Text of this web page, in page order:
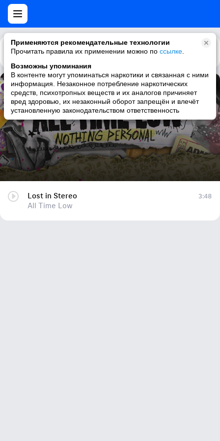
Применяются рекомендательные технологии
Прочитать правила их применении можно по ссылке
Возможны упоминания
В контенте могут упоминаться наркотики и связанная с ними
информация. Незаконное потребление наркотических
средств, психотропных веществ и их аналогов причиняет
вред здоровью, их незаконный оборот запрещён и влечёт
установленную законодательством ответственность
Каталог Рекомендации
Lost in Stereo
All Time Low
Lost in Stereo
All Time Low
3:48